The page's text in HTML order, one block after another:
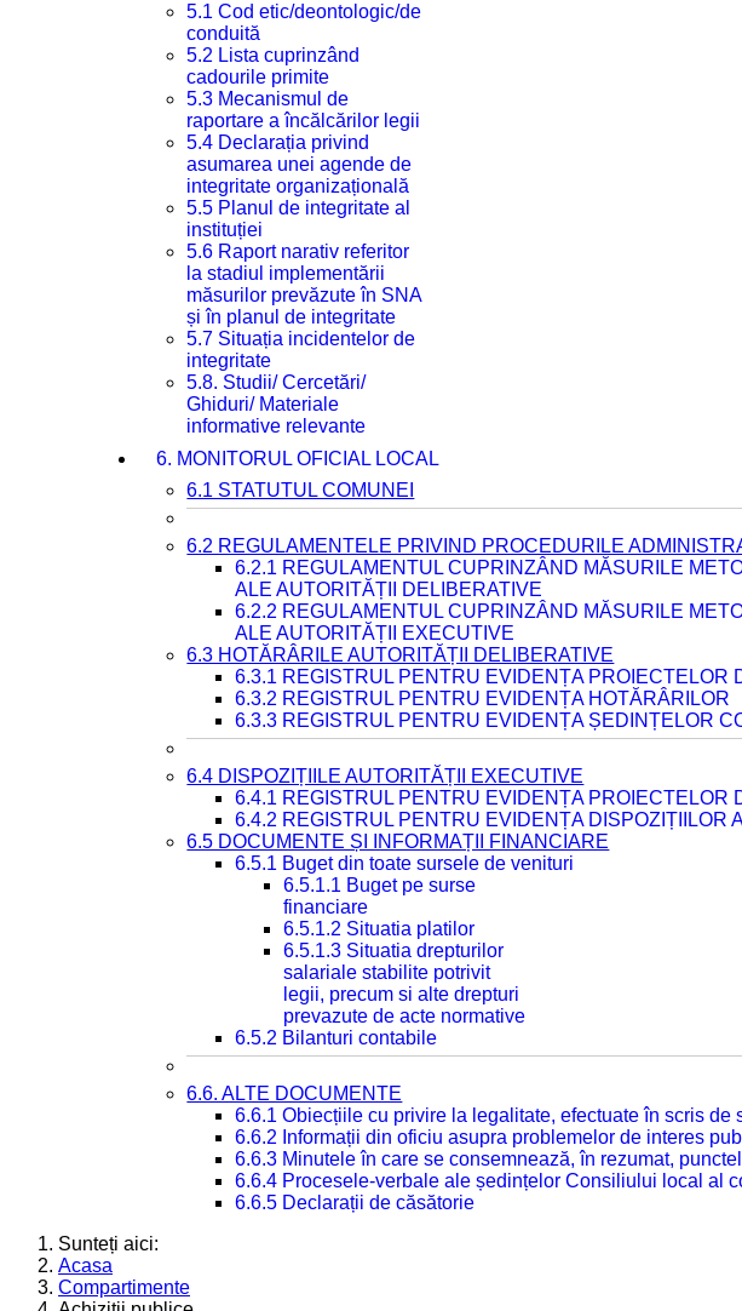
5.1 Cod etic/deontologic/de
conduită
5.2 Lista cuprinzând
cadourile primite
5.3 Mecanismul de
raportare a încălcărilor legii
5.4 Declarația privind
asumarea unei agende de
integritate organizațională
5.5 Planul de integritate al
instituției
5.6 Raport narativ referitor
la stadiul implementării
măsurilor prevăzute în SNA
și în planul de integritate
5.7 Situația incidentelor de
integritate
5.8. Studii/ Cercetări/
Ghiduri/ Materiale
informative relevante
6. MONITORUL OFICIAL LOCAL
6.1 STATUTUL COMUNEI
6.2 REGULAMENTELE PRIVIND PROCEDURILE
6.2.1 REGULAMENTUL CUPRINZÂND MĂSURILE
ALE AUTORITĂȚII DELIBERATIVE
6.2.2 REGULAMENTUL CUPRINZÂND MĂSURILE
ALE AUTORITĂȚII EXECUTIVE
6.3 HOTĂRÂRILE AUTORITĂȚII DELIBERATIVE
6.3.1 REGISTRUL PENTRU EVIDENȚA PROIECTELOR
6.3.2 REGISTRUL PENTRU EVIDENȚA HOTĂRÂRILOR
6.3.3 REGISTRUL PENTRU EVIDENȚA ȘEDINȚELOR
6.4 DISPOZIȚIILE AUTORITĂȚII EXECUTIVE
6.4.1 REGISTRUL PENTRU EVIDENȚA PROIECTELOR
6.4.2 REGISTRUL PENTRU EVIDENȚA DISPOZIȚIILOR
6.5 DOCUMENTE ȘI INFORMAȚII FINANCIARE
6.5.1 Buget din toate sursele de venituri
6.5.1.1 Buget pe surse
financiare
6.5.1.2 Situatia platilor
6.5.1.3 Situatia drepturilor
salariale stabilite potrivit
legii, precum si alte drepturi
prevazute de acte normative
6.5.2 Bilanturi contabile
6.6. ALTE DOCUMENTE
6.6.1 Obiecțiile cu privire la legalitate, efectuate în scris de
6.6.2 Informații din oficiu asupra problemelor de interes
6.6.3 Minutele în care se consemnează, în rezumat,
6.6.4 Procesele-verbale ale ședințelor Consiliului local al
6.6.5 Declarații de căsătorie
Sunteți aici:
Acasa
Compartimente